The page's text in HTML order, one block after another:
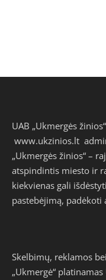
UAB „Ukmergės
www.ukzinios.lt
„Ukmergės žinios“ –
atspindintis miesto ir
kiekvienas gali
pastebėjimą, padėkoti
Skelbimų, reklamos
„Ukmergė“